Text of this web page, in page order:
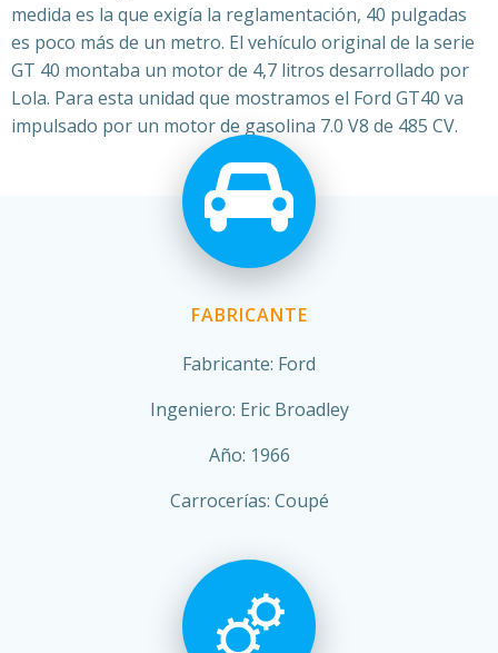
medida es la que exigía la reglamentación, 40 pulgadas
es poco más de un metro. El vehículo original de la serie
GT 40 montaba un motor de 4,7 litros desarrollado por
Lola. Para esta unidad que mostramos el Ford GT40 va
impulsado por un motor de gasolina 7.0 V8 de 485 CV.
FABRICANTE
Fabricante: Ford
Ingeniero: Eric Broadley
Año: 1966
Carrocerías: Coupé